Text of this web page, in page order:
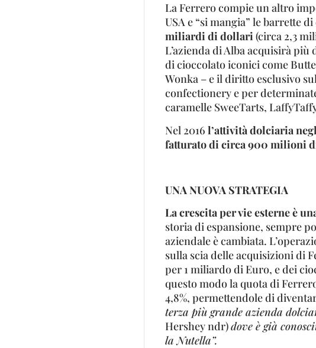
La Ferrero compie un altro
USA e “si mangia” le barrette
miliardi di dollari(circa 2,3
L’azienda di Alba acquisirà
di cioccolato iconici come
Wonka – e il diritto esclusivo
confectionery e per
caramelle SweeTarts,
Nel 2016 l’attività dolciaria
fatturato di circa 900 milioni
UNA NUOVA STRATEGIA
La crescita per vie esterne è
storia di espansione, sempre
aziendale è cambiata.
sulla scia delle acquisizioni di
per 1 miliardo di Euro, e dei
questo modo la quota di
4,8%, permettendole di
terza più grande azienda
Hershey ndr)dove è già
la Nutella”.